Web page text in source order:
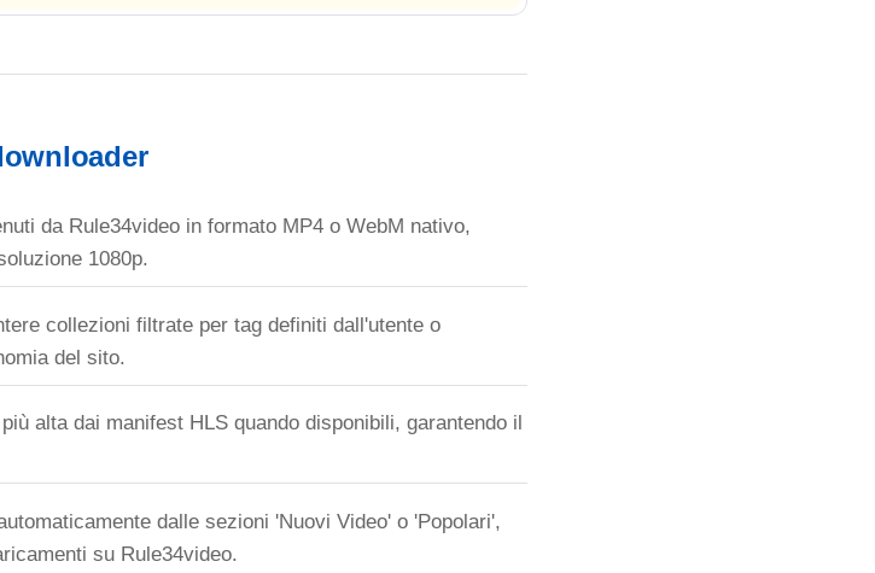
da Rule34video in formato MP4 o WebM nativo,
1080p.
collezioni filtrate per tag definiti dall'utente o
del sito.
alta dai manifest HLS quando disponibili, garantendo il
dalle sezioni 'Nuovi Video' o 'Popolari',
su Rule34video.